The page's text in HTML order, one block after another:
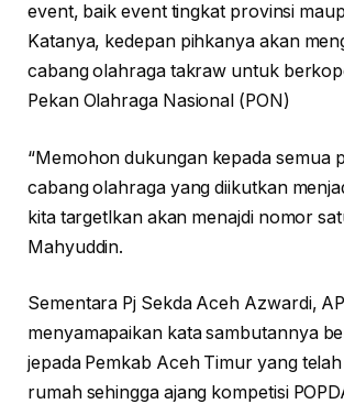
event, baik event tingkat provinsi
Katanya, kedepan pihkanya akan
cabang olahraga takraw untuk
Pekan Olahraga Nasional (PON)
“Memohon dukungan kepada semua
cabang olahraga yang diikutkan
kita targetlkan akan menajdi nomor
Mahyuddin.
Sementara Pj Sekda Aceh Azwardi,
menyamapaikan kata sambutannya
jepada Pemkab Aceh Timur yang
rumah sehingga ajang kompetisi